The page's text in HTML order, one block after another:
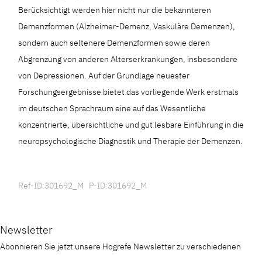
Berücksichtigt werden hier nicht nur die bekannteren
Demenzformen (Alzheimer-Demenz, Vaskuläre Demenzen),
sondern auch seltenere Demenzformen sowie deren
Abgrenzung von anderen Alterserkrankungen, insbesondere
von Depressionen. Auf der Grundlage neuester
Forschungsergebnisse bietet das vorliegende Werk erstmals
im deutschen Sprachraum eine auf das Wesentliche
konzentrierte, übersichtliche und gut lesbare Einführung in die
neuropsychologische Diagnostik und Therapie der Demenzen.
Ref-ID:301692_M P-ID:301692_M
Newsletter
Abonnieren Sie jetzt unsere Hogrefe Newsletter zu verschiedenen